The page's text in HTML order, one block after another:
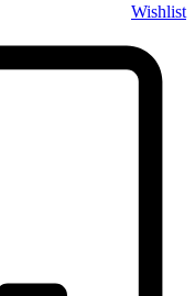
Wishlist